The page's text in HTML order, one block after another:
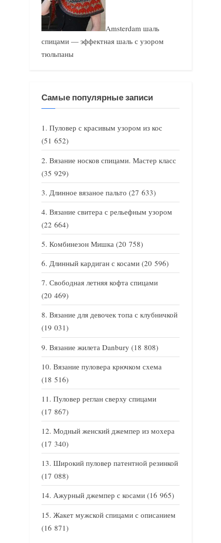
Amsterdam шаль
спицами — эффектная шаль с узором
тюльпаны
Самые популярные записи
Пуловер с красивым узором из кос
(51 652)
Вязание носков спицами. Мастер класс
(35 929)
Длинное вязаное пальто (27 633)
Вязание свитера с рельефным узором
(22 664)
Комбинезон Мишка (20 758)
Длинный кардиган с косами (20 596)
Свободная летняя кофта спицами
(20 469)
Вязание для девочек топа с клубничкой
(19 031)
Вязание жилета Danbury (18 808)
Вязание пуловера крючком схема
(18 516)
Пуловер реглан сверху спицами
(17 867)
Модный женский джемпер из мохера
(17 340)
Широкий пуловер патентной резинкой
(17 088)
Ажурный джемпер с косами (16 965)
Жакет мужской спицами с описанием
(16 871)